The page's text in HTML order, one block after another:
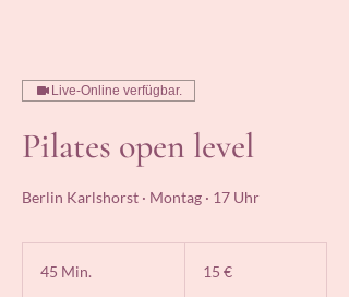
Live-Online verfügbar.
Pilates open level
Berlin Karlshorst · Montag · 17 Uhr
45 Min. 15 €